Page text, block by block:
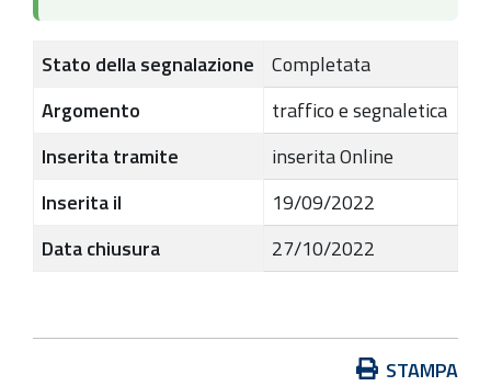
Stato della segnalazione
Completata
Argomento
traffico e segnaletica
Inserita tramite
inserita Online
Inserita il
19/09/2022
Data chiusura
27/10/2022
STAMPA